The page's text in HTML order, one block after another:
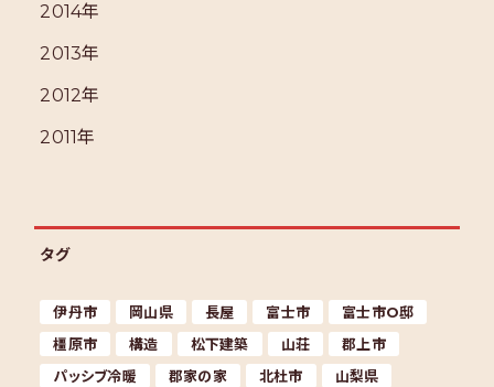
2014年
2013年
2012年
2011年
タグ
伊丹市 岡山県 長屋 富士市
富士市O邸
橿原市
構造 松下建築 山荘
郡上市
パッシブ冷暖
郡家の家 北杜市
山梨県